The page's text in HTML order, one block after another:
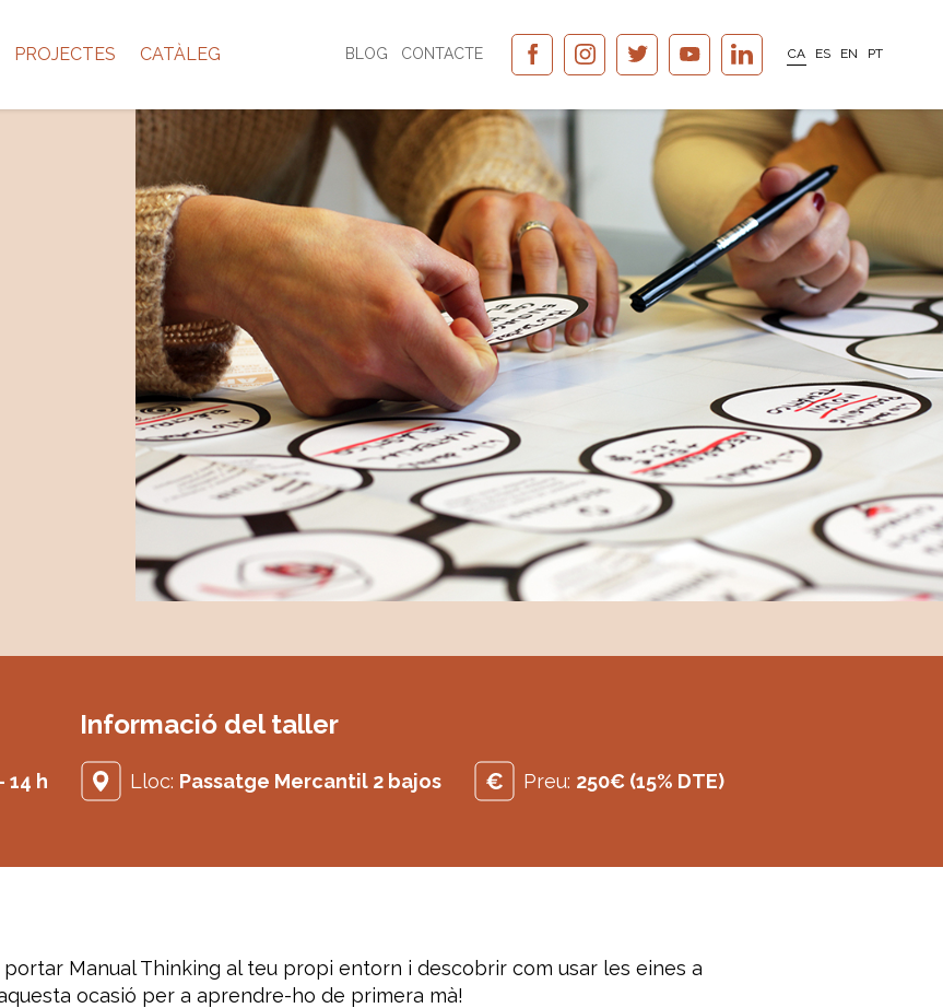
PROJECTES CATÀLEG BLOG CONTACTE CA ES EN PT
Informació del taller
14 h Lloc: Passatge Mercantil 2 bajos Preu: 250€ (15% DTE)
Manual Thinking al teu propi entorn i descobrir com usar les eines a
ocasió per a aprendre-ho de primera mà!